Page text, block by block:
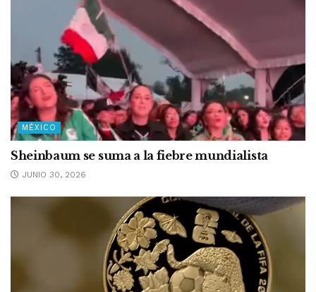
MÉXICO
Sheinbaum se suma a la fiebre mundialista
JUNIO 30, 2026